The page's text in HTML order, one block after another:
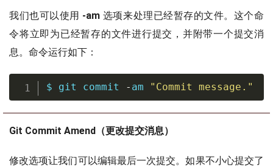
我们也可以使用 -am 选项来处理已经暂存的文件。这个命
令将立即为已经暂存的文件进行提交，并附带一个提交消
息。命令运行如下：
$ git commit - am "Commit message."
Git Commit Amend（更改提交消息）
修改选项让我们可以编辑最后一次提交。如果不小心提交了